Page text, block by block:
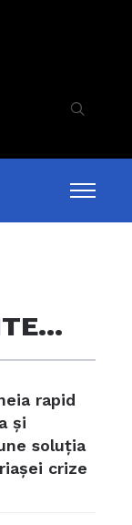
rapid
și
soluția
crize